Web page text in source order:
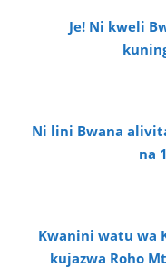
Je! Ni kweli
Ni lini Bwana
na
Kwanini watu wa
kujazwa Roho